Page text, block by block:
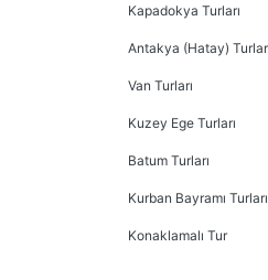
Kapadokya Turları
Antakya (Hatay)
Van Turları
Kuzey Ege Turları
Batum Turları
Kurban Bayramı Turları
Konaklamalı Tur